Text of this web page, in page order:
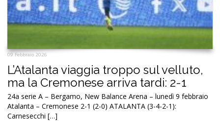
09 Febbraio 2026
L’Atalanta viaggia troppo sul velluto,
ma la Cremonese arriva tardi: 2-1
24a serie A – Bergamo, New Balance Arena – lunedì 9 febbraio
Atalanta – Cremonese 2-1 (2-0) ATALANTA (3-4-2-1):
Carnesecchi […]